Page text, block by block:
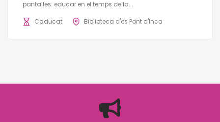
pantalles: educar en el temps de la...
Caducat Biblioteca d'es Pont d'Inca